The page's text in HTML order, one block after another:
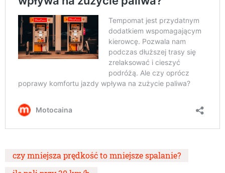
czy mniejsza prędkość to mniejsze spalanie?